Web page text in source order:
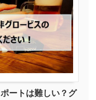
ートは難しい？グ